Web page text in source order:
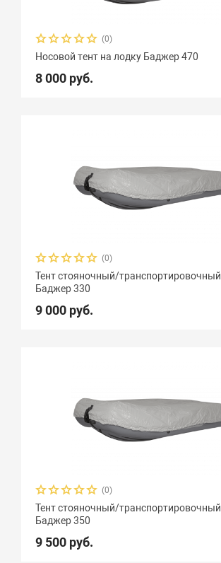
(0)
Носовой тент на лодку Баджер 470
8 000 руб.
(0)
Тент стояночный/транспортировочный
Баджер 330
9 000 руб.
(0)
Тент стояночный/транспортировочный
Баджер 350
9 500 руб.